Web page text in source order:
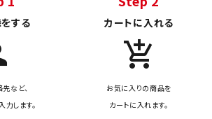
する
など、
します。
カートに入れる
add_shopping_cart
お気に入りの商品を
カートに入れます。